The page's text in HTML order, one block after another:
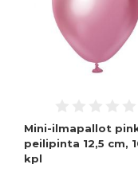
Mini-ilmapallot
peilipinta 12,5 cm,
kpl